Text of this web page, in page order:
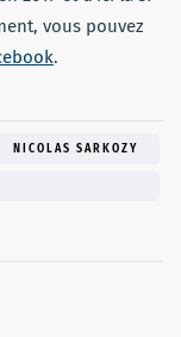
vous pouvez
.
NICOLAS SARKOZY